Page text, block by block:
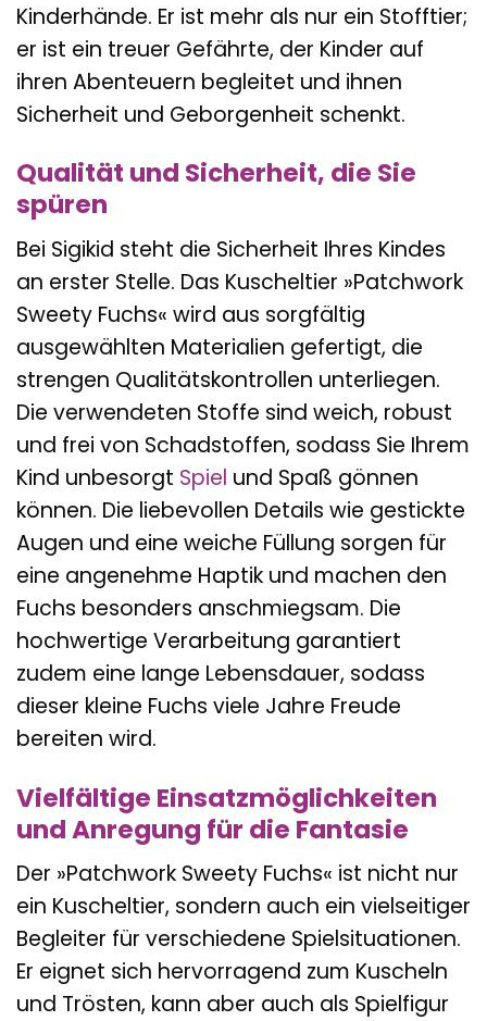
Kinderhände. Er ist mehr als nur ein Stofftier;
er ist ein treuer Gefährte, der Kinder auf
ihren Abenteuern begleitet und ihnen
Sicherheit und Geborgenheit schenkt.
Qualität und Sicherheit, die Sie
spüren
Bei Sigikid steht die Sicherheit Ihres Kindes
an erster Stelle. Das Kuscheltier »Patchwork
Sweety Fuchs« wird aus sorgfältig
ausgewählten Materialien gefertigt, die
strengen Qualitätskontrollen unterliegen.
Die verwendeten Stoffe sind weich, robust
und frei von Schadstoffen, sodass Sie Ihrem
Kind unbesorgt Spiel und Spaß gönnen
können. Die liebevollen Details wie gestickte
Augen und eine weiche Füllung sorgen für
eine angenehme Haptik und machen den
Fuchs besonders anschmiegsam. Die
hochwertige Verarbeitung garantiert
zudem eine lange Lebensdauer, sodass
dieser kleine Fuchs viele Jahre Freude
bereiten wird.
Vielfältige Einsatzmöglichkeiten
und Anregung für die Fantasie
Der »Patchwork Sweety Fuchs« ist nicht nur
ein Kuscheltier, sondern auch ein vielseitiger
Begleiter für verschiedene Spielsituationen.
Er eignet sich hervorragend zum Kuscheln
und Trösten, kann aber auch als Spielfigur